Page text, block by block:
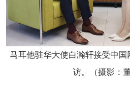
马耳他驻华大使白瀚轩接受中
访。（摄影：董